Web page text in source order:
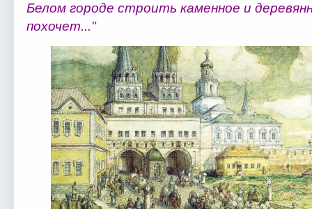
Белом городе строить каменное и
похочет..."